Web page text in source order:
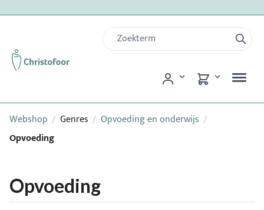
Webshop / Genres / Opvoeding en onderwijs /
Opvoeding
Opvoeding